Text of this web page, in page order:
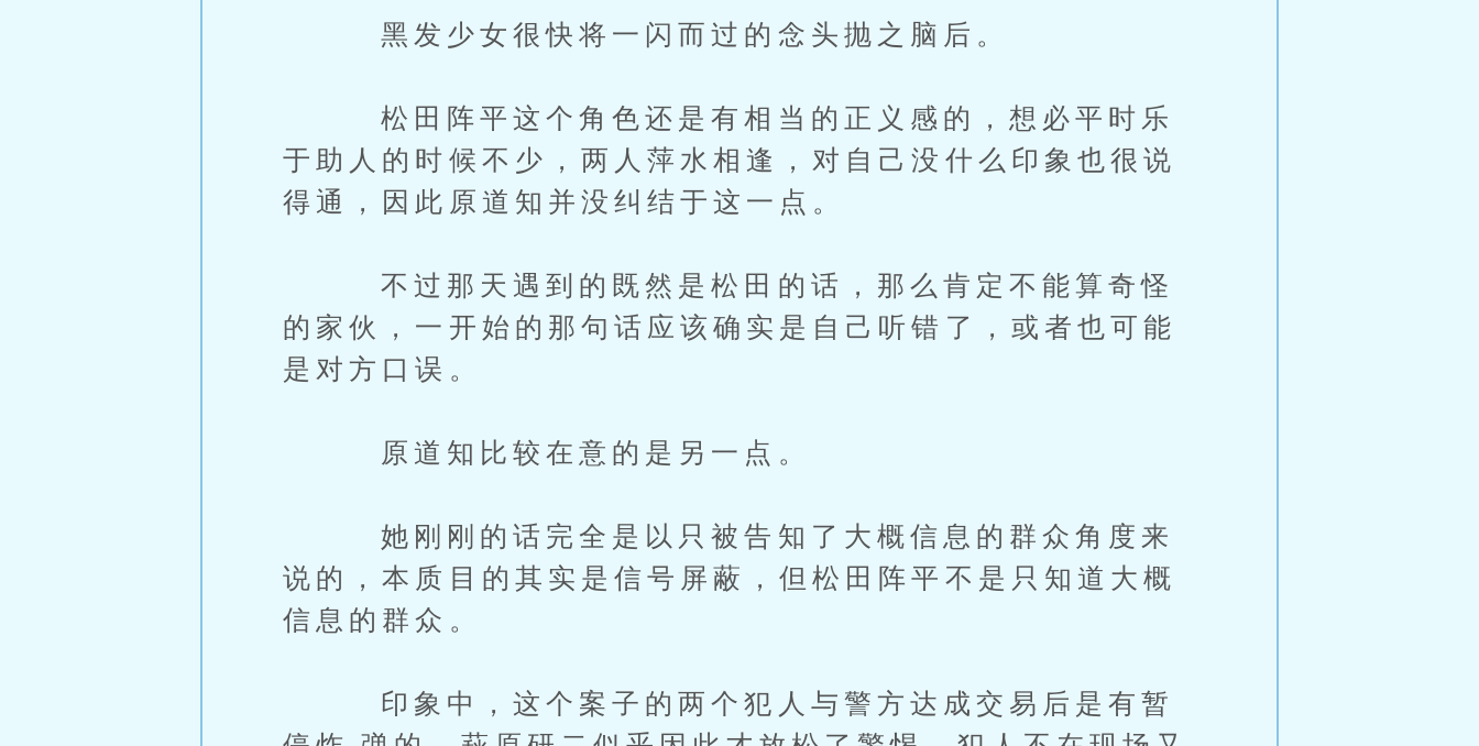
黑发少女很快将一闪而过的念头抛之脑后。
松田阵平这个角色还是有相当的正义感的，想必平时乐
于助人的时候不少，两人萍水相逢，对自己没什么印象也很说
得通，因此原道知并没纠结于这一点。
不过那天遇到的既然是松田的话，那么肯定不能算奇怪
的家伙，一开始的那句话应该确实是自己听错了，或者也可能
是对方口误。
原道知比较在意的是另一点。
她刚刚的话完全是以只被告知了大概信息的群众角度来
说的，本质目的其实是信号屏蔽，但松田阵平不是只知道大概
信息的群众。
印象中，这个案子的两个犯人与警方达成交易后是有暂